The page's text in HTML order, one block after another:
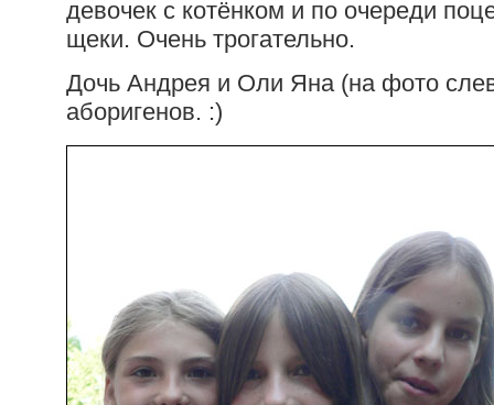
девочек с котёнком и по очереди
щеки. Очень трогательно.
Дочь Андрея и Оли Яна (на фото
аборигенов. :)